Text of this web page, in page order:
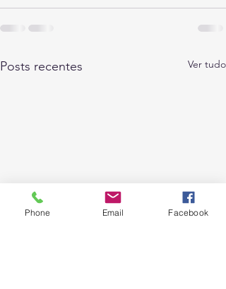
Posts recentes Ver tudo
Phone Email Facebook